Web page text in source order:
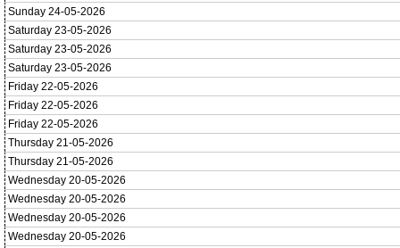
Sunday 24-05-2026
Saturday 23-05-2026
Saturday 23-05-2026
Saturday 23-05-2026
Friday 22-05-2026
Friday 22-05-2026
Friday 22-05-2026
Thursday 21-05-2026
Thursday 21-05-2026
Wednesday 20-05-2026
Wednesday 20-05-2026
Wednesday 20-05-2026
Wednesday 20-05-2026